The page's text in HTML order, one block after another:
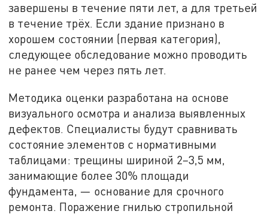
завершены в течение пяти лет, а для третьей
в течение трёх. Если здание признано в
хорошем состоянии (первая категория),
следующее обследование можно проводить
не ранее чем через пять лет.
Методика оценки разработана на основе
визуального осмотра и анализа выявленных
дефектов. Специалисты будут сравнивать
состояние элементов с нормативными
таблицами: трещины шириной 2–3,5 мм,
занимающие более 30% площади
фундамента, — основание для срочного
ремонта. Поражение гнилью стропильной